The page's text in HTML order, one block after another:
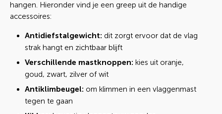
hangen. Hieronder vind je een greep uit de handige
accessoires:
Antidiefstalgewicht: dit zorgt ervoor dat de vlag
strak hangt en zichtbaar blijft
Verschillende mastknoppen: kies uit oranje,
goud, zwart, zilver of wit
Antiklimbeugel: om klimmen in een vlaggenmast
tegen te gaan